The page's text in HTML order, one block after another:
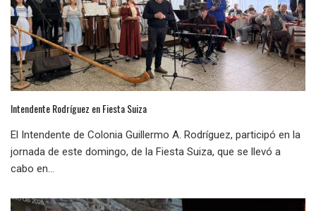
Intendente Rodríguez en Fiesta Suiza
El Intendente de Colonia Guillermo A. Rodríguez, participó en la
jornada de este domingo, de la Fiesta Suiza, que se llevó a
cabo en...